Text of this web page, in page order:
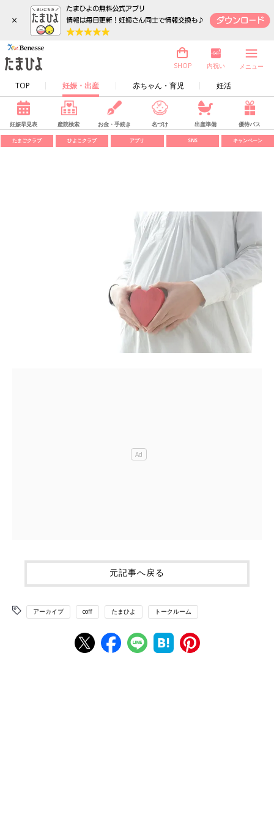
×
TOP 妊娠・出産 赤ちゃん・育児 妊活
SHOP 内祝い メニュー
妊娠早見表 産院検索 お金・手続き 名づけ 出産準備 優待パス
たまごクラブ ひよこクラブ アプリ SNS キャンペーン
元記事へ戻る
アーカイブ coff たまひよ トークルーム